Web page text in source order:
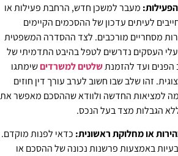
מעבר למשכן חדש, הרחבת פעילות או
לעיתים עדכון של ההסכמים הקיימים
מסחריים מורכבים. לצד ההסדרה המשפטית
העסקים נדרשים לטפל בהיבט התדמיתי של
ועד להזמנתשלטים למשרדיםשימתגו
זהו שלב שבו חשוב לערב עורך דין חוזים
למציאות החדשה ולוודא שההסכם מאפשר את
ללא הגבלות מצד בעל הנכס.
או מחלוקת ראשונית: כדאי לפנות מוקדם.
באמצעות פרשנות נכונה של ההסכם או